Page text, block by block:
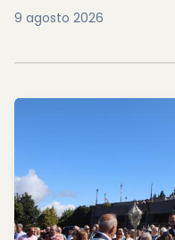
9 agosto 2026